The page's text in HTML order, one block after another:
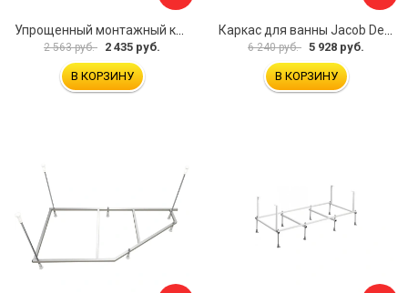
2 563 руб. 2 435 руб.
В КОРЗИНУ
6 240 руб. 5 928 руб.
В КОРЗИНУ